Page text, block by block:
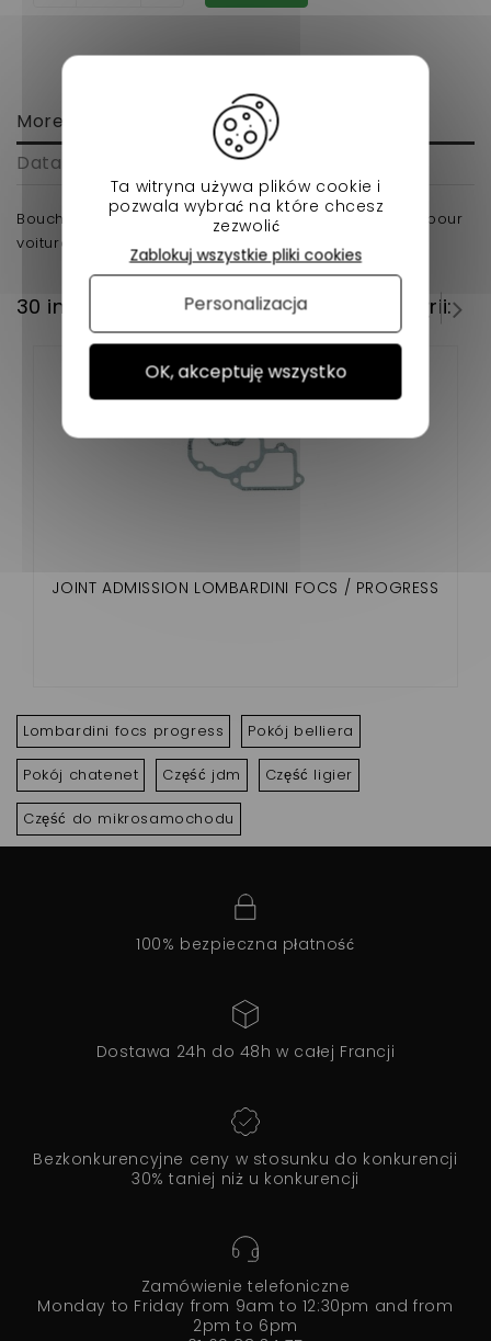
More info
Data sheet
Bouchon de remplissage lombardini focs d'origine pour
voiture sans permis.
30 innych produktów w tej samej kategorii:
JOINT ADMISSION LOMBARDINI FOCS / PROGRESS
Lombardini focs progress Pokój belliera
Pokój chatenet Część jdm Część ligier
Część do mikrosamochodu
100% bezpieczna płatność
Dostawa 24h do 48h w całej Francji
Bezkonkurencyjne ceny w stosunku do konkurencji
30% taniej niż u konkurencji
Zamówienie telefoniczne
Monday to Friday from 9am to 12:30pm and from
2pm to 6pm
Ta witryna używa plików cookie i
pozwala wybrać na które chcesz
zezwolić
OK, akceptuję wszystko
Zablokuj wszystkie pliki cookies
Personalizacja